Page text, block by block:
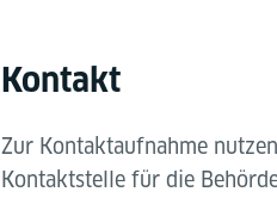
Kontakt
Zur Kontaktaufnahme
Kontaktstelle für die